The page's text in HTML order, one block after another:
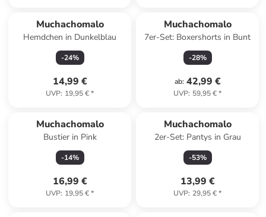
Muchachomalo
Hemdchen in Dunkelblau
-24%
14,99 €
UVP: 19,95 €*
Muchachomalo
7er-Set: Boxershorts in Bunt
-28%
ab: 42,99 €
UVP: 59,95 €*
Muchachomalo
Bustier in Pink
-14%
16,99 €
UVP: 19,95 €*
Muchachomalo
2er-Set: Pantys in Grau
-53%
13,99 €
UVP: 29,95 €*